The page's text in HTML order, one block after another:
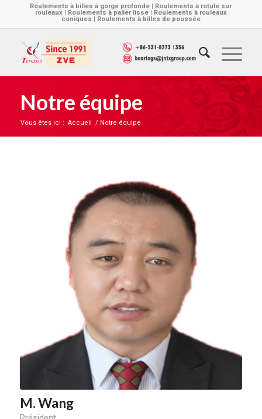
Roulements à billes à gorge profonde | Roulements à rotule sur
rouleaux | Roulements à palier lisse | Roulements à rouleaux
coniques | Roulements à billes de poussée
Notre équipe
Vous êtes ici : Accueil / Notre équipe
M. Wang